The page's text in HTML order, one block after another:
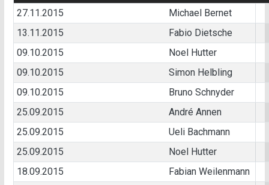
27.11.2015
Michael Bernet
13.11.2015
Fabio Dietsche
09.10.2015
Noel Hutter
09.10.2015
Simon Helbling
09.10.2015
Bruno Schnyder
25.09.2015
André Annen
25.09.2015
Ueli Bachmann
25.09.2015
Noel Hutter
18.09.2015
Fabian Weilenmann